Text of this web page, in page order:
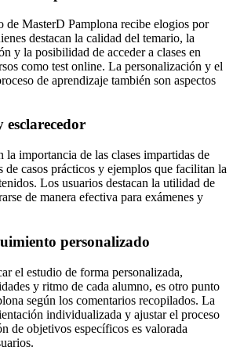
de MasterD Pamplona recibe elogios por
destacan la calidad del temario, la
y la posibilidad de acceder a clases en
como test online. La personalización y el
de aprendizaje también son aspectos
la importancia de las clases impartidas de
de casos prácticos y ejemplos que facilitan la
Los usuarios destacan la utilidad de
de manera efectiva para exámenes y
personalizado
el estudio de forma personalizada,
y ritmo de cada alumno, es otro punto
según los comentarios recopilados. La
individualizada y ajustar el proceso
de objetivos específicos es valorada